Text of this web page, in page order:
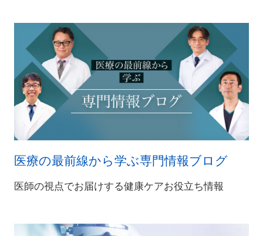
医療の最前線から学ぶ専門情報ブログ
医師の視点でお届けする健康ケアお役立ち情報